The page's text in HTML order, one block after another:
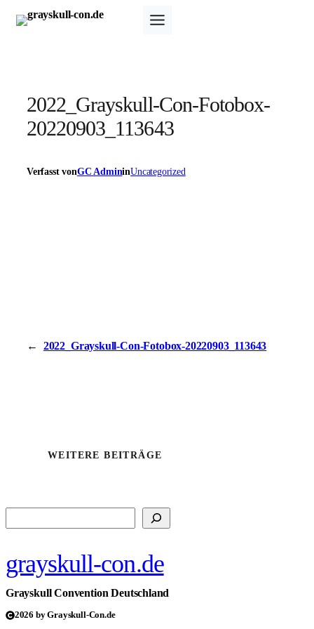
Zum
Inhalt
2022_Grayskull-Con-Fotobox-
20220903_113643
Verfasst vonGC AdmininUncategorized
← 2022_Grayskull-Con-Fotobox-20220903_113643
WEITERE BEITRÄGE
grayskull-con.de
Grayskull Convention Deutschland
2026 by Grayskull-Con.de